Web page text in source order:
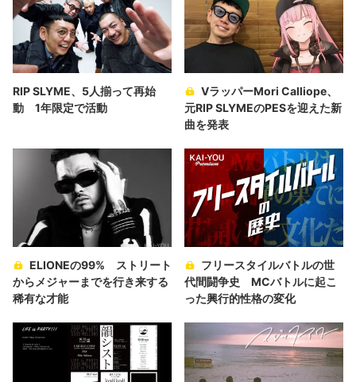
RIP SLYME、5人揃って再始
動 1年限定で活動
VラッパーMori Calliope、
元RIP SLYMEのPESを迎えた新
曲を発表
ELIONEの99% ストリート
からメジャーまでを行き来する
稀有な才能
フリースタイルバトルの世
代間闘争史 MCバトルに起こ
った興行的性格の変化